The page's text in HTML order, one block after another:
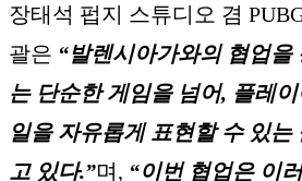
장태석 펍지 스튜디오 겸
괄은 “발렌시아가와의 협업을
는 단순한 게임을 넘어, 플레
일을 자유롭게 표현할 수 있
고 있다.”며, “이번 협업은 이